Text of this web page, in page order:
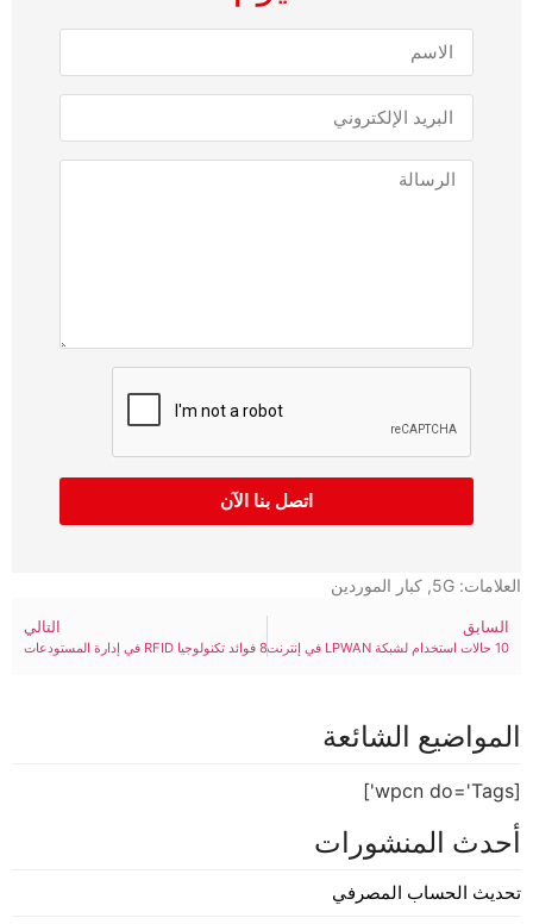
اتصل بنا الآن
العلامات: 5G
, كبار الموردين
التالي
8 فوائد تكنولوجيا RFID في إدارة المستودعات
السابق
10 حالات استخدام لشبكة LPWAN في إنترنت الأشياء الصناعية (IIoT)
المواضيع الشائعة
[wpcn do='Tags']
أحدث المنشورات
تحديث الحساب المصرفي